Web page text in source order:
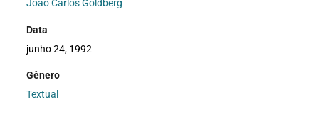
João Carlos Goldberg
Data
junho 24, 1992
Gênero
Textual